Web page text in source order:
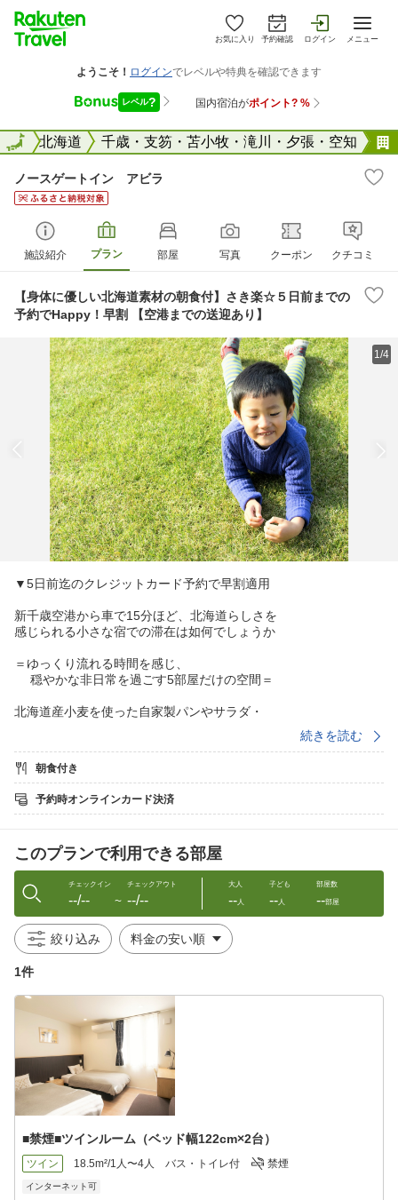
お気に入り 予約確認 ログイン メニュー
全国北海道 千歳・支笏・苫小牧・滝川・夕張・空知
全国
ノースゲートイン アビラ
施設紹介 プラン 部屋 写真 クーポン クチコミ
【身体に優しい北海道素材の朝食付】さき楽☆５日前までの
予約でHappy！早割 【空港までの送迎あり】
1/4
▼5日前迄のクレジットカード予約で早割適用
新千歳空港から車で15分ほど、北海道らしさを
感じられる小さな宿での滞在は如何でしょうか
＝ゆっくり流れる時間を感じ、
穏やかな非日常を過ごす5部屋だけの空間＝
北海道産小麦を使った自家製パンやサラダ・
朝食■【7:00〜8:30】の間で時刻指定を承ります
※夏季は6:30〜の早朝リクエストに対応可能
【重要】無料送迎の範囲＆依頼方法について
新千歳空港・ノーザンホースパーク・JR植苗駅・
トヨタレンタカー・オリックスレンタカー周辺・
社台スタリオンまで送迎対応いたします
予約時〜前日迄にメールか電話でご連絡ください
【15:30〜22:00】間、お迎え対応を承ります
同乗での送迎となる場合がございます
続きを読む
朝食付き
予約時オンラインカード決済
このプランで利用できる部屋
チェックイン
--/-- 〜
チェックアウト
--/--
大人
--人
子ども
--人
部屋数
--部屋
絞り込み
1件
■禁煙■ツインルーム（ベッド幅122cm×2台）
ツイン 18.5m²/1人〜4人 バス・トイレ付 禁煙
インターネット可